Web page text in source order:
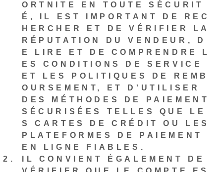
ORTNITE EN TOUTE SÉCURIT
É, IL EST IMPORTANT DE REC
HERCHER ET DE VÉRIFIER LA
RÉPUTATION DU VENDEUR, D
E LIRE ET DE COMPRENDRE L
ES CONDITIONS DE SERVICE
ET LES POLITIQUES DE REMB
OURSEMENT, ET D'UTILISER
DES MÉTHODES DE PAIEMENT
SÉCURISÉES TELLES QUE LE
S CARTES DE CRÉDIT OU LES
PLATEFORMES DE PAIEMENT
EN LIGNE FIABLES.
IL CONVIENT ÉGALEMENT DE